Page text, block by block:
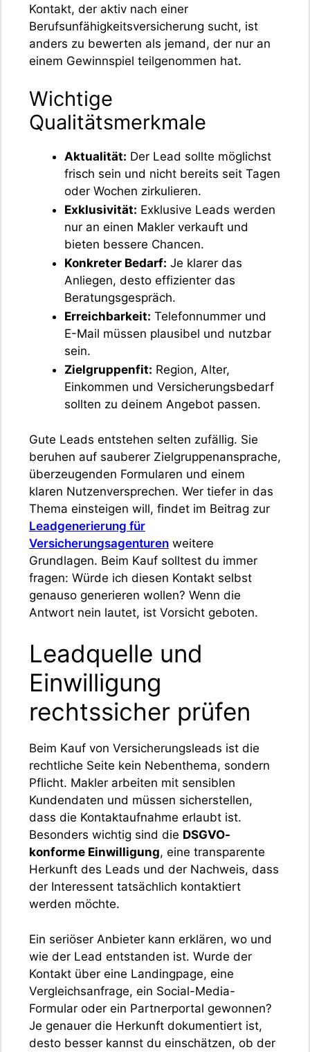
Kontakt, der aktiv nach einer
Berufsunfähigkeitsversicherung sucht, ist
anders zu bewerten als jemand, der nur an
einem Gewinnspiel teilgenommen hat.
Wichtige
Qualitätsmerkmale
Aktualität: Der Lead sollte möglichst
frisch sein und nicht bereits seit Tagen
oder Wochen zirkulieren.
Exklusivität: Exklusive Leads werden
nur an einen Makler verkauft und
bieten bessere Chancen.
Konkreter Bedarf: Je klarer das
Anliegen, desto effizienter das
Beratungsgespräch.
Erreichbarkeit: Telefonnummer und
E-Mail müssen plausibel und nutzbar
sein.
Zielgruppenfit: Region, Alter,
Einkommen und Versicherungsbedarf
sollten zu deinem Angebot passen.
Gute Leads entstehen selten zufällig. Sie
beruhen auf sauberer Zielgruppenansprache,
überzeugenden Formularen und einem
klaren Nutzenversprechen. Wer tiefer in das
Thema einsteigen will, findet im Beitrag zur
Leadgenerierung für
Versicherungsagenturen weitere
Grundlagen. Beim Kauf solltest du immer
fragen: Würde ich diesen Kontakt selbst
genauso generieren wollen? Wenn die
Antwort nein lautet, ist Vorsicht geboten.
Leadquelle und
Einwilligung
rechtssicher prüfen
Beim Kauf von Versicherungsleads ist die
rechtliche Seite kein Nebenthema, sondern
Pflicht. Makler arbeiten mit sensiblen
Kundendaten und müssen sicherstellen,
dass die Kontaktaufnahme erlaubt ist.
Besonders wichtig sind die DSGVO-
konforme Einwilligung, eine transparente
Herkunft des Leads und der Nachweis, dass
der Interessent tatsächlich kontaktiert
werden möchte.
Ein seriöser Anbieter kann erklären, wo und
wie der Lead entstanden ist. Wurde der
Kontakt über eine Landingpage, eine
Vergleichsanfrage, ein Social-Media-
Formular oder ein Partnerportal gewonnen?
Je genauer die Herkunft dokumentiert ist,
desto besser kannst du einschätzen, ob der